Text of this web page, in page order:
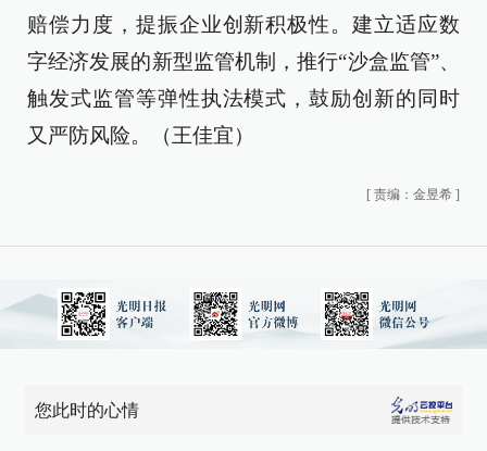
赔偿力度，提振企业创新积极性。建立适应数
字经济发展的新型监管机制，推行“沙盒监管”、
触发式监管等弹性执法模式，鼓励创新的同时
又严防风险。（王佳宜）
[ 责编：金昱希 ]
您此时的心情